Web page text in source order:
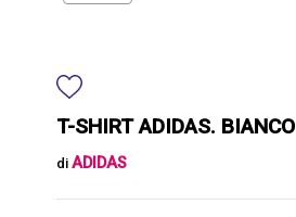
T-SHIRT ADIDAS. BIANCO
diADIDAS